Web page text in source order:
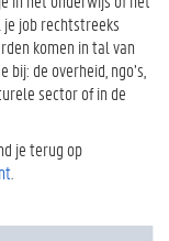
job rechtstreeks
komen in tal van
de overheid, ngo’s,
sector of in de
je terug op